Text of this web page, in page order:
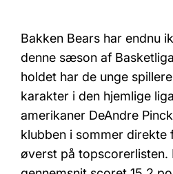
Bakken Bears har endnu
denne sæson af
holdet har de unge
karakter i den hjemlige
amerikaner DeAndre
klubben i sommer direkte
øverst på topscorerlisten.